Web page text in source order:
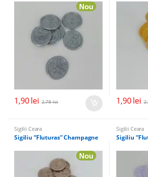
Nou
1,90lei 2,78lei 1,90lei
Sigilii Ceara
Sigiliu “Fluturas” Champagne
Nou
Sigilii Ceara
Sigiliu